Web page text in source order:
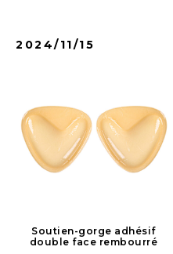
2024/11/15
Soutien-gorge adhésif
double face rembourré